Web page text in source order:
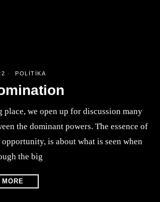
POLITIKA
we open up for discussion many
the dominant powers. The essence of
is about what is seen when
the big